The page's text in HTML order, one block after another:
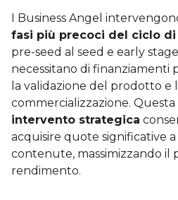
I Business Angel
fasi più precoci del ciclo
pre-seed al seed e early
necessitano di finanziamenti
la validazione del prodotto e
commercializzazione. Questa
intervento strategica
acquisire quote significative
contenute, massimizzando il
rendimento.